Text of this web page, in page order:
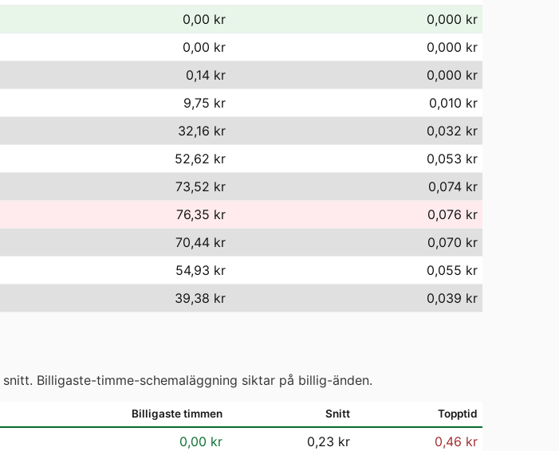
0,00 kr
0,000 kr
0,00 kr
0,000 kr
0,14 kr
0,000 kr
9,75 kr
0,010 kr
32,16 kr
0,032 kr
52,62 kr
0,053 kr
73,52 kr
0,074 kr
76,35 kr
0,076 kr
70,44 kr
0,070 kr
54,93 kr
0,055 kr
39,38 kr 0,039 kr
Billigaste-timme-schemaläggning siktar på billig-änden.
Billigaste timmen Snitt Topptid
0,00 kr 0,23 kr
0,46 kr